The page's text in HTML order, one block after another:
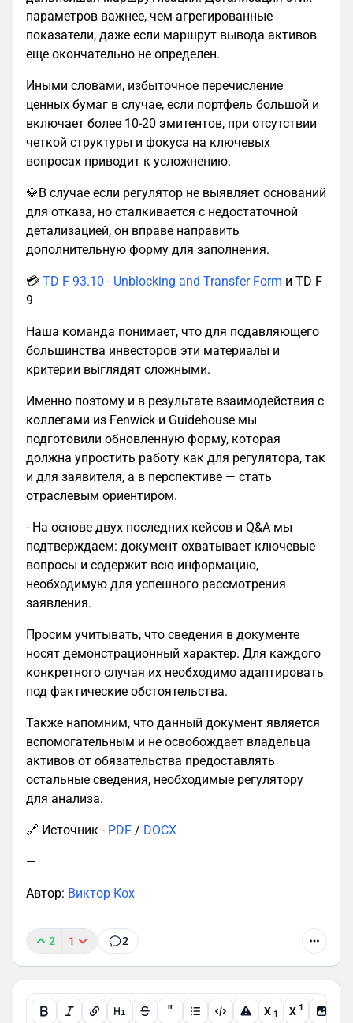
параметров важнее, чем агрегированные
показатели, даже если маршрут вывода активов
еще окончательно не определен.
Иными словами, избыточное перечисление
ценных бумаг в случае, если портфель большой и
включает более 10-20 эмитентов, при отсутствии
четкой структуры и фокуса на ключевых
вопросах приводит к усложнению.
💎В случае если регулятор не выявляет оснований
для отказа, но сталкивается с недостаточной
детализацией, он вправе направить
дополнительную форму для заполнения.
💳 TD F 93.10 - Unblocking and Transfer Form и TD F
9
Наша команда понимает, что для подавляющего
большинства инвесторов эти материалы и
критерии выглядят сложными.
Именно поэтому и в результате взаимодействия с
коллегами из Fenwick и Guidehouse мы
подготовили обновленную форму, которая
должна упростить работу как для регулятора, так
и для заявителя, а в перспективе — стать
отраслевым ориентиром.
- На основе двух последних кейсов и Q&A мы
подтверждаем: документ охватывает ключевые
вопросы и содержит всю информацию,
необходимую для успешного рассмотрения
заявления.
Просим учитывать, что сведения в документе
носят демонстрационный характер. Для каждого
конкретного случая их необходимо адаптировать
под фактические обстоятельства.
Также напомним, что данный документ является
вспомогательным и не освобождает владельца
активов от обязательства предоставлять
остальные сведения, необходимые регулятору
для анализа.
🔗 Источник - PDF / DOCX
—
Автор: Виктор Кох
2 1 2
" X 1 X 1